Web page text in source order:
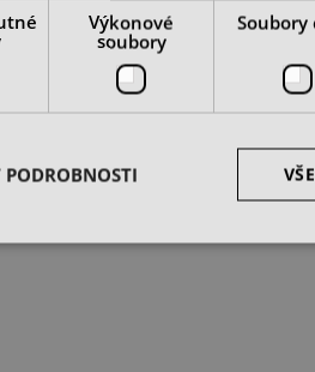
Výkonové
soubory
Soubory